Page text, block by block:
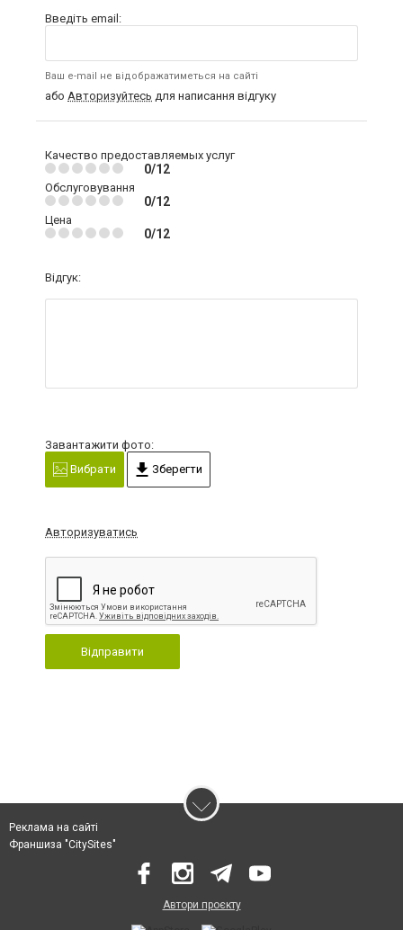
Введіть email:
Ваш e-mail не відображатиметься на сайті
або Авторизуйтесь для написання відгуку
Качество предоставляемых услуг
0/12
Обслуговування
0/12
Цена
0/12
Відгук:
Завантажити фото:
Вибрати
Зберегти
Авторизуватись
Відправити
Реклама на сайті
Франшиза "CitySites"
Автори проєкту